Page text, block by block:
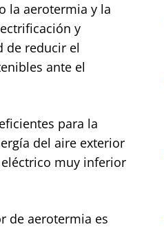
la aerotermia y la
y
de reducir el
ante el
para la
del aire exterior
muy inferior
de aerotermia es